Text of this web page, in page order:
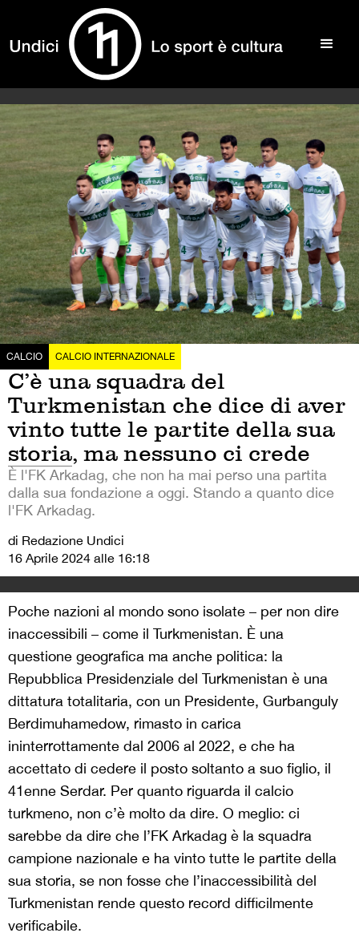
CALCIO CALCIO INTERNAZIONALE
C’è una squadra del
Turkmenistan che dice di aver
vinto tutte le partite della sua
storia, ma nessuno ci crede
È l'FK Arkadag, che non ha mai perso una partita
dalla sua fondazione a oggi. Stando a quanto dice
l'FK Arkadag.
di Redazione Undici
16 Aprile 2024 alle 16:18
Poche nazioni al mondo sono isolate – per non dire
inaccessibili – come il Turkmenistan. È una
questione geografica ma anche politica: la
Repubblica Presidenziale del Turkmenistan è una
dittatura totalitaria, con un Presidente, Gurbanguly
Berdimuhamedow, rimasto in carica
ininterrottamente dal 2006 al 2022, e che ha
accettato di cedere il posto soltanto a suo figlio, il
41enne Serdar. Per quanto riguarda il calcio
turkmeno, non c’è molto da dire. O meglio: ci
sarebbe da dire che l’FK Arkadag è la squadra
campione nazionale e ha vinto tutte le partite della
sua storia, se non fosse che l’inaccessibilità del
Turkmenistan rende questo record difficilmente
verificabile.